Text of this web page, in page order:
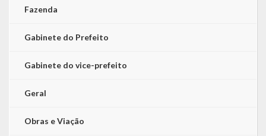
Fazenda
Gabinete do Prefeito
Gabinete do vice-prefeito
Geral
Obras e Viação